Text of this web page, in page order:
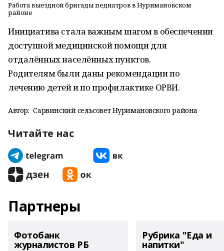
Работа выездной бригады педиатров в Нуримановском
районе
Инициатива стала важным шагом в обеспечении
доступной медицинской помощи для
отдалённых населённых пунктов.
Родителям были даны рекомендации по
лечению детей и по профилактике ОРВИ.
Автор: Сарвинский сельсовет Нуримановского района
Читайте нас
Партнеры
Фотобанк
журналистов РБ
Рубрика "Еда и
напитки"